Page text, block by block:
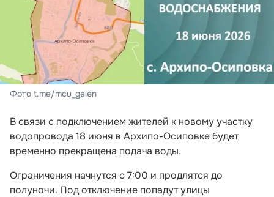
Фото t.me/mcu_gelen
В связи с подключением жителей к новому участку
водопровода 18 июня в Архипо-Осиповке будет
временно прекращена подача воды.
Ограничения начнутся с 7:00 и продлятся до
полуночи. Под отключение попадут улицы